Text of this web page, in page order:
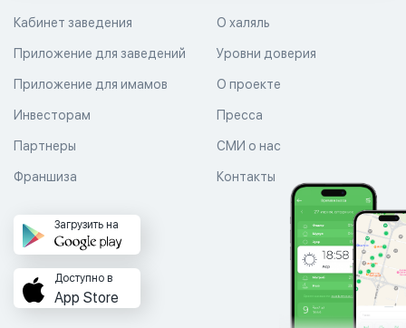
О халяль
Уровни доверия
Кабинет заведения
Приложение для заведений
Приложение для имамов О проекте
Пресса
СМИ о нас
Контакты
Инвесторам
Партнеры
Франшиза
Загрузить на
Доступно в
App Store